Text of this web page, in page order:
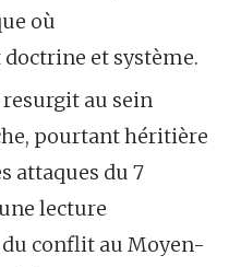
où
et système.
au sein
pourtant héritière
attaques du 7
lecture
conflit au Moyen-